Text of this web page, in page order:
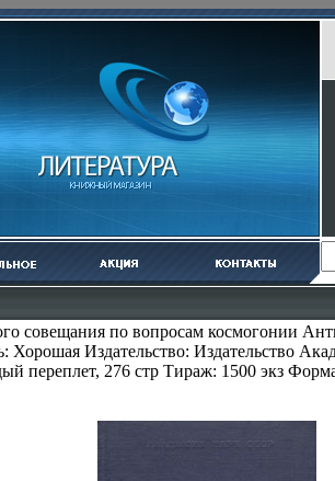
совещания по вопросам космогонии
Хорошая Издательство: Издательство
переплет, 276 стр Тираж: 1500 экз